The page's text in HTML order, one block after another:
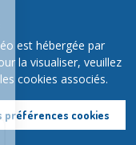
est hébergée par
la visualiser, veuillez
cookies associés.
préférences cookies